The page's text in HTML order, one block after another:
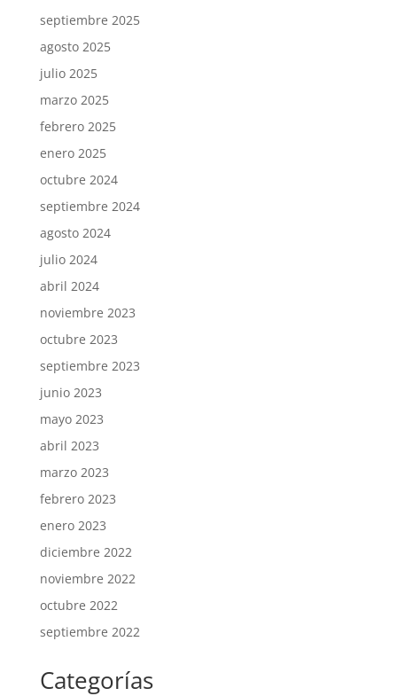
septiembre 2025
agosto 2025
julio 2025
marzo 2025
febrero 2025
enero 2025
octubre 2024
septiembre 2024
agosto 2024
julio 2024
abril 2024
noviembre 2023
octubre 2023
septiembre 2023
junio 2023
mayo 2023
abril 2023
marzo 2023
febrero 2023
enero 2023
diciembre 2022
noviembre 2022
octubre 2022
septiembre 2022
Categorías